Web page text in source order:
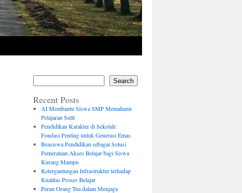
Search
Recent Posts
AI Membantu Siswa SMP Memahami
Pelajaran Sulit
Pendidikan Karakter di Sekolah:
Fondasi Penting untuk Generasi Emas
Beasiswa Pendidikan sebagai Solusi
Pemerataan Akses Belajar bagi Siswa
Kurang Mampu
Ketergantungan Infrastruktur terhadap
Kualitas Proses Belajar
Peran Orang Tua dalam Menjaga